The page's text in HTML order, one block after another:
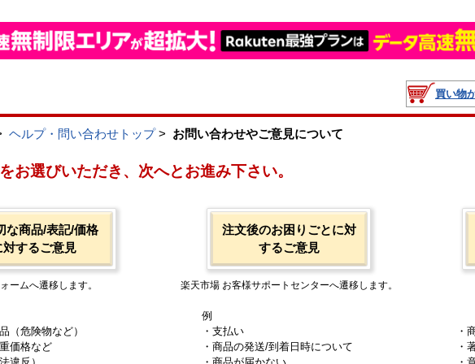
買い物
ヘルプ・問い合わせトップ> お問い合わせやご意見について
お選びいただき、次へとお進み下さい。
な商品/表記/価格
対するご意見
ームへ遷移します。
（危険物など）
価格など
注文後のお困りごとに対
するご意見
楽天市場 お客様サポートセンターへ遷移します。
例
・支払い
・商品の発送/到着日時について
・
・